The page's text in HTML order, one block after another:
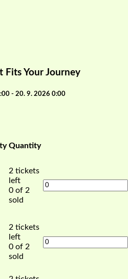
Fits Your Journey
- 20. 9. 2026 0:00
Quantity
2 tickets
left
0 of 2
sold
2 tickets
left
0 of 2
sold